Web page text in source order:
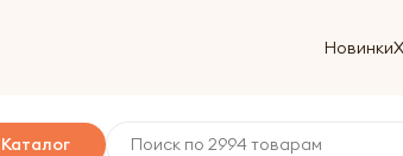
Новинки
Каталог